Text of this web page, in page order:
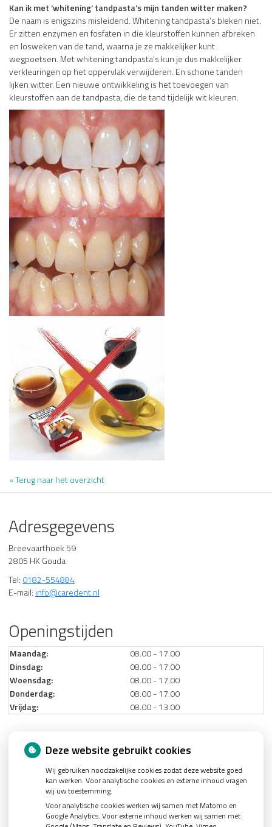
Kan ik met ‘whitening‘ tandpasta’s mijn tanden witter maken?
De naam is enigszins misleidend. Whitening tandpasta’s bleken niet.
Er zitten enzymen en fosfaten in die kleurstoffen kunnen afbreken
en losweken van de tand, waarna je ze makkelijker kunt
wegpoetsen. Met whitening tandpasta’s kun je dus makkelijker
verkleuringen op het oppervlak verwijderen. En schone tanden
lijken witter. Een nieuwe ontwikkeling is het toevoegen van
kleurstoffen aan de tandpasta, die de tand tijdelijk wit kleuren.
« Terug naar het overzicht
Adresgegevens
Breevaarthoek 59
2805 HK Gouda
Tel: 0182-554884
E-mail: info@caredent.nl
Openingstijden
Maandag:
08.00 - 17.00
Dinsdag:
08.00 - 17.00
Woensdag:
08.00 - 17.00
Donderdag:
08.00 - 17.00
Vrijdag:
08.00 - 13.00
Nieuws
Let op: valse Infomedics-mails over openstaande rekening
Tanden bleken? Laat het veilig doen!
Gezond tandvlees: de basis voor een gezonde mond
Deze website gebruikt cookies
Wij gebruiken noodzakelijke cookies zodat deze website goed
kan werken. Voor analytische cookies en externe inhoud vragen
wij uw toestemming.
Voor analytische cookies werken wij samen met Matomo en
Google Analytics. Voor externe inhoud werken wij samen met